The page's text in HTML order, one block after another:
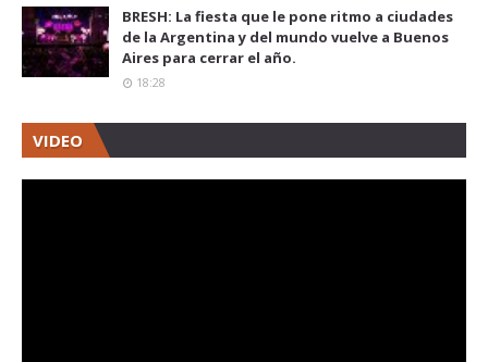
BRESH: La fiesta que le pone ritmo a ciudades
de la Argentina y del mundo vuelve a Buenos
Aires para cerrar el año.
18:28
VIDEO